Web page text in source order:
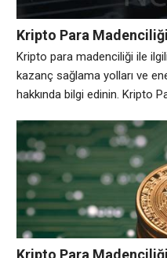
Kripto Para
Sağlanır?
Kripto para madenciliği ile
kazanç sağlama yolları ve
hakkında bilgi edinin. Kripto
oluşturmak ve işlemleri
süreçtir. Bu süreç, kripto
ağdaki işlemlerin geçerliliğini
Kripto Para